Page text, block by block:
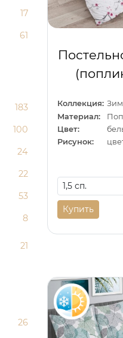
17
61
183
100
24
22
53
8
21
26
Коллекция:
Материал:
Цвет:
Рисунок:
Купить